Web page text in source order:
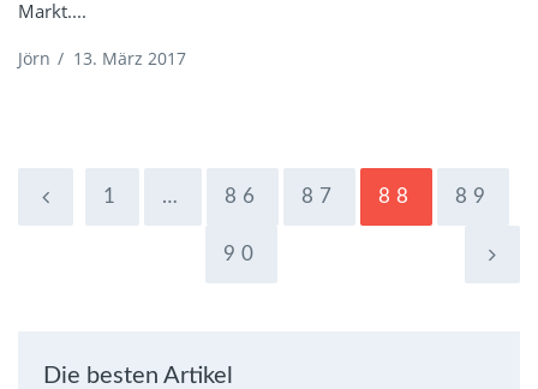
Markt....
Jörn / 13. März 2017
1 … 86 87 88 89
90
Die besten Artikel